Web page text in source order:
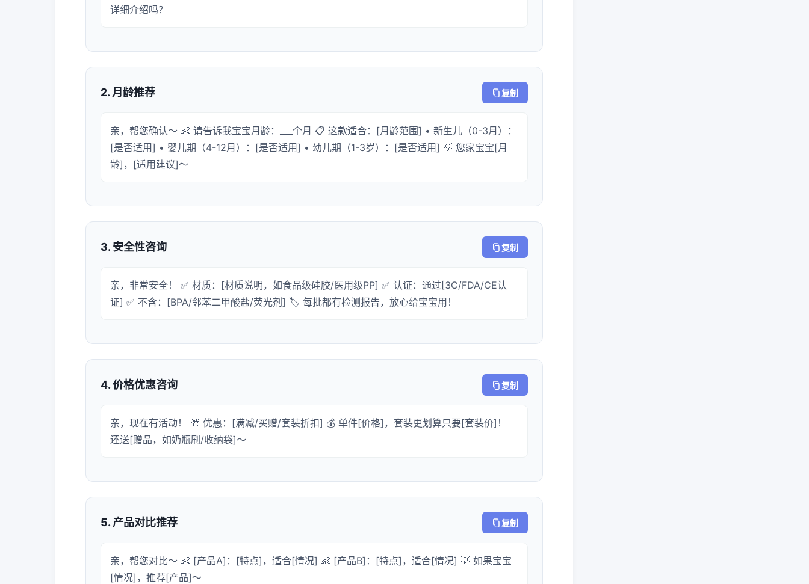
详细介绍吗？
2. 月龄推荐 复制
亲，帮您确认～ 👶 请告诉我宝宝月龄：___个月 📋 这款适合：[月龄范围] • 新生儿（0-3月）：
[是否适用] • 婴儿期（4-12月）：[是否适用] • 幼儿期（1-3岁）：[是否适用] 💡 您家宝宝[月
龄]，[适用建议]～
3. 安全性咨询 复制
亲，非常安全！ ✅ 材质：[材质说明，如食品级硅胶/医用级PP] ✅ 认证：通过[3C/FDA/CE认
证] ✅ 不含：[BPA/邻苯二甲酸盐/荧光剂] 🏷️ 每批都有检测报告，放心给宝宝用！
4. 价格优惠咨询 复制
亲，现在有活动！ 🎁 优惠：[满减/买赠/套装折扣] 💰 单件[价格]，套装更划算只要[套装价]！
还送[赠品，如奶瓶刷/收纳袋]～
5. 产品对比推荐 复制
亲，帮您对比～ 👶 [产品A]：[特点]，适合[情况] 👶 [产品B]：[特点]，适合[情况] 💡 如果宝宝
[情况]，推荐[产品]～